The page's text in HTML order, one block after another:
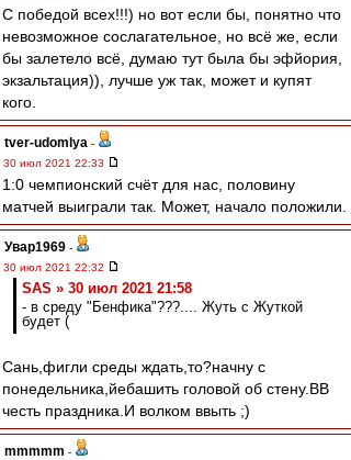
С победой всех!!!) но вот если бы, понятно что
невозможное сослагательное, но всë же, если
бы залетело всë, думаю тут была бы эфйория,
экзальтация)), лучше уж так, может и купят
кого.
tver-udomlya -
30 июл 2021 22:33
1:0 чемпионский счёт для нас, половину
матчей выиграли так. Может, начало положили.
Увар1969 -
30 июл 2021 22:32
SAS » 30 июл 2021 21:58
- в среду "Бенфика"???.... Жуть с Жуткой
будет (
Сань,фигли среды ждать,то?начну с
понедельника,йебашить головой об стену.ВВ
честь праздника.И волком ввыть ;)
mmmmm -